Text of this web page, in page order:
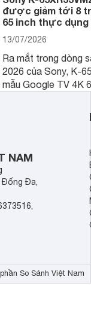
được giảm tới 8
65 inch thực
13/07/2026
Ra mắt trong dòng
2026 của Sony, K-
mẫu Google TV 4K
tảng Google TV
nghệ hỗ trợ nâng
NAM
Đống Đa,
So Sánh Việt Nam